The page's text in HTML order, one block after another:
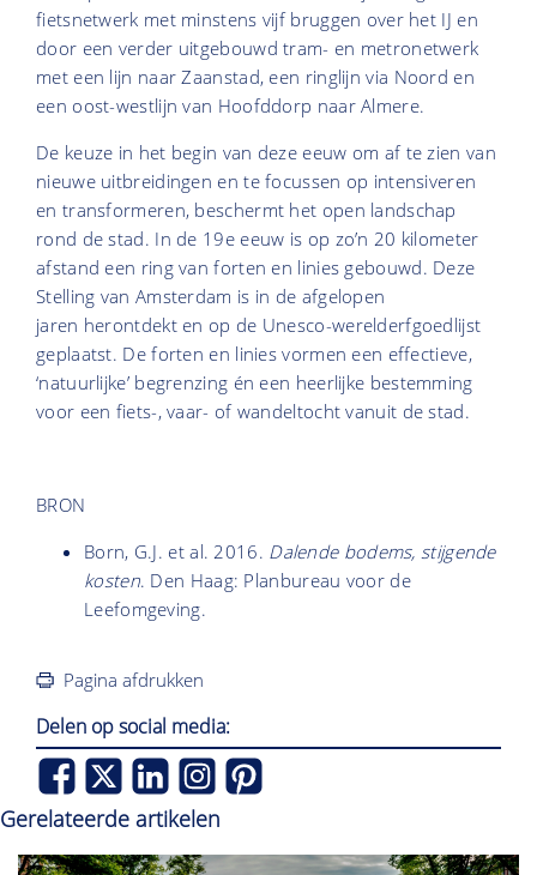
fietsnetwerk met minstens vijf bruggen over het IJ en
door een verder uitgebouwd tram- en metronetwerk
met een lijn naar Zaanstad, een ringlijn via Noord en
een oost-westlijn van Hoofddorp naar Almere.
De keuze in het begin van deze eeuw om af te zien van
nieuwe uitbreidingen en te focussen op intensiveren
en transformeren, beschermt het open landschap
rond de stad. In de 19e eeuw is op zo’n 20 kilometer
afstand een ring van forten en linies gebouwd. Deze
Stelling van Amsterdam is in de afgelopen
jaren herontdekt en op de Unesco-werelderfgoedlijst
geplaatst. De forten en linies vormen een effectieve,
‘natuurlijke’ begrenzing én een heerlijke bestemming
voor een fiets-, vaar- of wandeltocht vanuit de stad.
BRON
Born, G.J. et al. 2016. Dalende bodems, stijgende
kosten. Den Haag: Planbureau voor de
Leefomgeving.
Pagina afdrukken
Delen op social media:
Gerelateerde artikelen